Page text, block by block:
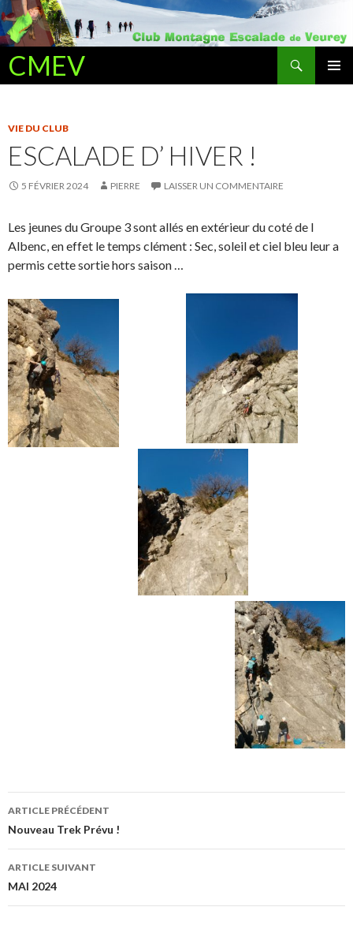
CMEV
Recherche
ALLER AU CONTENU PRINCIPAL
VIE DU CLUB
ESCALADE D’ HIVER !
5 FÉVRIER 2024 PIERRE LAISSER UN COMMENTAIRE
Les jeunes du Groupe 3 sont allés en extérieur du coté de l
Albenc, en effet le temps clément : Sec, soleil et ciel bleu leur a
permis cette sortie hors saison …
Navigation de l’article
ARTICLE PRÉCÉDENT
Nouveau Trek Prévu !
ARTICLE SUIVANT
MAI 2024